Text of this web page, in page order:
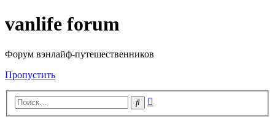
vanlife forum
Форум вэнлайф-путешественников
Пропустить
Поиск